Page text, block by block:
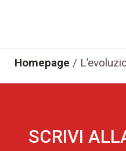
Homepage /
SCRIVI